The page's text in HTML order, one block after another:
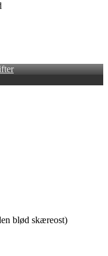
blød skæreost)